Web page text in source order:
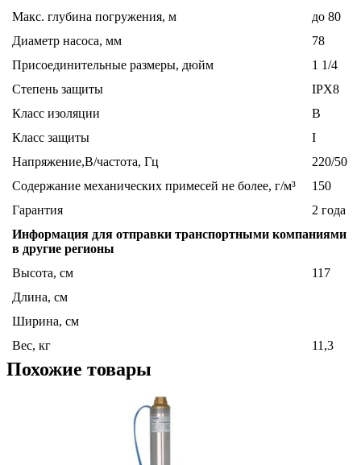
Макс. глубина погружения, м
до 80
Диаметр насоса, мм
78
Присоединительные размеры, дюйм
1 1/4
Степень защиты
IPX8
Класс изоляции
B
Класс защиты
I
Напряжение,В/частота, Гц
220/50
Содержание механических примесей не более, г/м³
150
Гарантия
2 года
Информация для отправки транспортными компаниями
в другие регионы
Высота, см
117
Длина, см
Ширина, см
Вес, кг
11,3
Похожие товары